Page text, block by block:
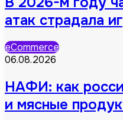
атак страдала
eCommerce
06.08.2026
НАФИ: как
и мясные